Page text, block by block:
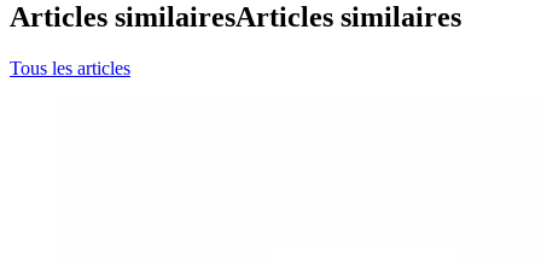
Articles similairesArticles similaires
Tous les articles